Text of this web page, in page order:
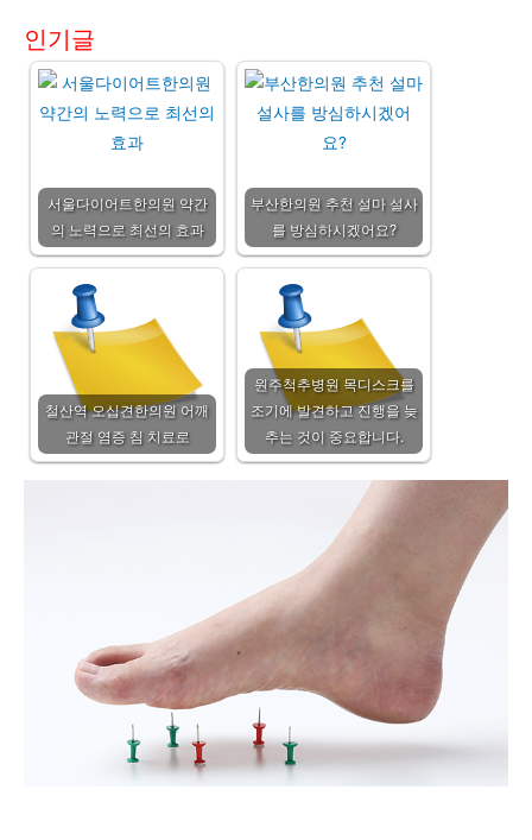
인기글
서울다이어트한의원 약간
의 노력으로 최선의 효과
부산한의원 추천 설마 설사
를 방심하시겠어요?
철산역 오십견한의원 어깨
관절 염증 침 치료로
원주척추병원 목디스크를
조기에 발견하고 진행을 늦
추는 것이 중요합니다.